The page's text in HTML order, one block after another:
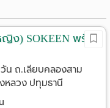
ง) SOKEEN พร้อม
วัน ถ.เลียบคลองสาม
หลวง ปทุมธานี